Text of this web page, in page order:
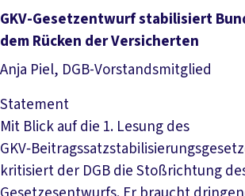
Artikel lesen
GKV-Gesetzentwurf stabilisiert
dem Rücken der Versicherten
Anja Piel, DGB-Vorstandsmitglied
Statement
Mit Blick auf die 1. Lesung des
kritisiert der DGB die Stoßrichtung